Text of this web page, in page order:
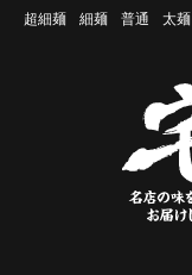
超細麺
細麺 普通 太麺